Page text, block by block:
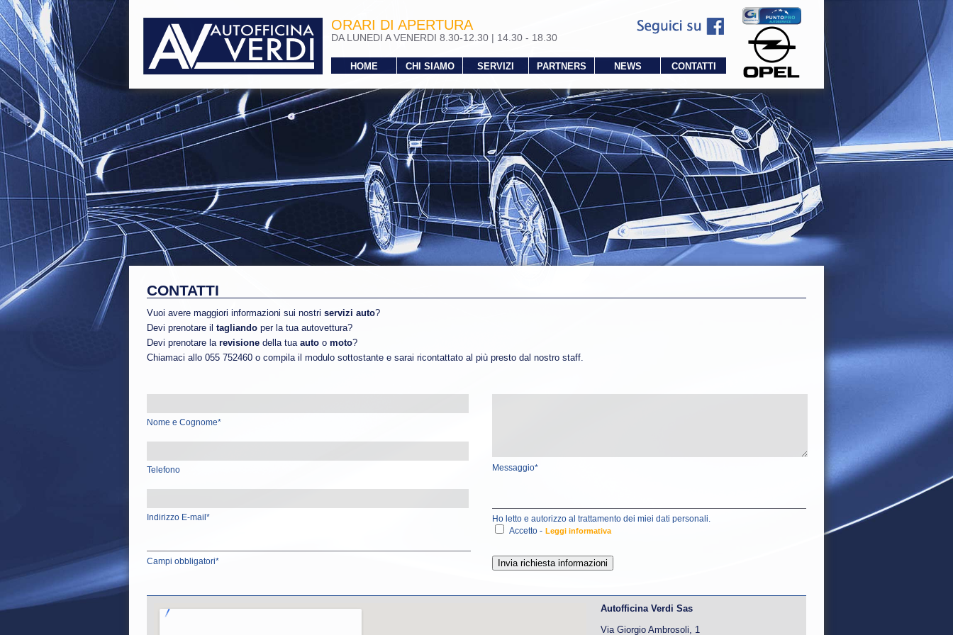
ORARI DI APERTURA
DA LUNEDI A VENERDI 8.30-12.30 | 14.30 - 18.30
HOME CHI SIAMO SERVIZI PARTNERS NEWS CONTATTI
CONTATTI
Vuoi avere maggiori informazioni sui nostri servizi auto?
Devi prenotare il tagliando per la tua autovettura?
Devi prenotare la revisione della tua auto o moto?
Chiamaci allo 055 752460 o compila il modulo sottostante e sarai ricontattato al più presto dal nostro staff.
Nome e Cognome*
Telefono
Indirizzo E-mail*
Campi obbligatori*
Messaggio*
Ho letto e autorizzo al trattamento dei miei dati personali.
Accetto - Leggi informativa
Autofficina Verdi Sas
Via Giorgio Ambrosoli, 1